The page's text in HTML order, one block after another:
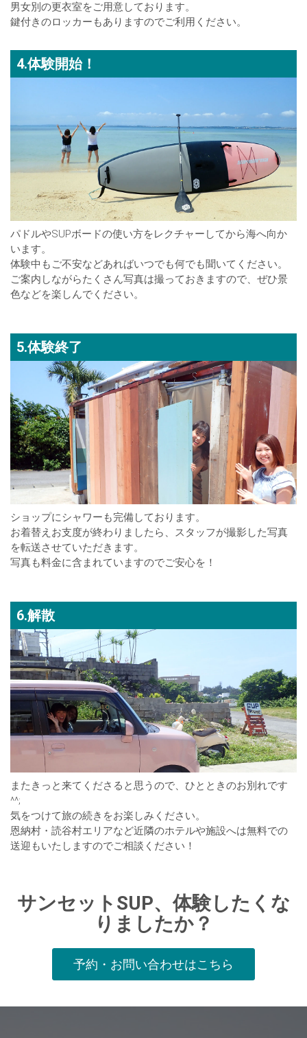
男女別の更衣室をご用意しております。
鍵付きのロッカーもありますのでご利用ください。
4.体験開始！
パドルやSUPボードの使い方をレクチャーしてから海へ向か
います。
体験中もご不安などあればいつでも何でも聞いてください。
ご案内しながらたくさん写真は撮っておきますので、ぜひ景
色などを楽しんでください。
5.体験終了
ショップにシャワーも完備しております。
お着替えお支度が終わりましたら、スタッフが撮影した写真
を転送させていただきます。
写真も料金に含まれていますのでご安心を！
6.解散
またきっと来てくださると思うので、ひとときのお別れです
^^;
気をつけて旅の続きをお楽しみください。
恩納村・読谷村エリアなど近隣のホテルや施設へは無料での
送迎もいたしますのでご相談ください！
サンセットSUP、体験したくな
りましたか？
予約・お問い合わせはこちら